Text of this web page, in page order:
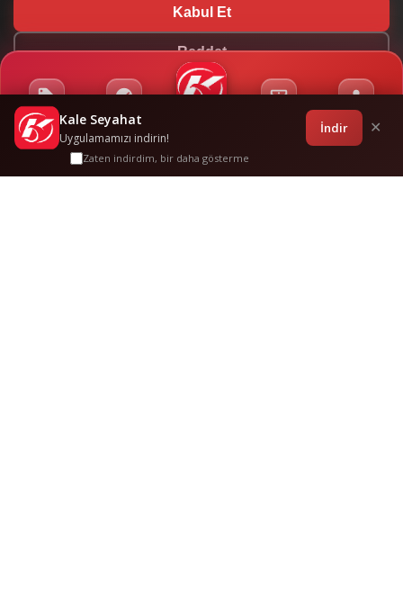
Kampanyalar Sponsorluklar Giriş
Kabul Et
Reddet
Kale Seyahat
Uygulamamızı indirin!
İndir ✕
Zaten indirdim, bir daha gösterme